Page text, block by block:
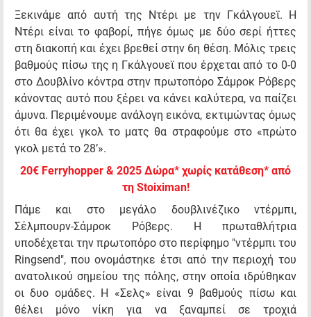
Ξεκινάμε από αυτή της Ντέρι με την Γκάλγουεϊ. Η
Ντέρι είναι το φαβορί, πήγε όμως με δύο σερί ήττες
στη διακοπή και έχει βρεθεί στην 6η θέση. Μόλις τρεις
βαθμούς πίσω της η Γκάλγουεϊ που έρχεται από το 0-0
στο Δουβλίνο κόντρα στην πρωτοπόρο Σάμροκ Ρόβερς
κάνοντας αυτό που ξέρει να κάνει καλύτερα, να παίζει
άμυνα. Περιμένουμε ανάλογη εικόνα, εκτιμώντας όμως
ότι θα έχει γκολ το ματς θα στραφούμε στο «πρώτο
γκολ μετά το 28’».
20€ Ferryhopper & 2025 Δώρα* χωρίς κατάθεση* από
τη Stoiximan!
Πάμε και στο μεγάλο δουβλινέζικο ντέρμπι,
Σέλμπουρν-Σάμροκ Ρόβερς. Η πρωταθλήτρια
υποδέχεται την πρωτοπόρο στο περίφημο "ντέρμπι του
Ringsend", που ονομάστηκε έτσι από την περιοχή του
ανατολικού σημείου της πόλης, στην οποία ιδρύθηκαν
οι δυο ομάδες. Η «Σελς» είναι 9 βαθμούς πίσω και
θέλει μόνο νίκη για να ξαναμπεί σε τροχιά